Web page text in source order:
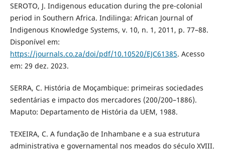
SEROTO, J. Indigenous education during the pre-colonial
period in Southern Africa. Indilinga: African Journal of
Indigenous Knowledge Systems, v. 10, n. 1, 2011, p. 77–88.
Disponível em:
https://journals.co.za/doi/pdf/10.10520/EJC61385. Acesso
em: 29 dez. 2023.
SERRA, C. História de Moçambique: primeiras sociedades
sedentárias e impacto dos mercadores (200/200–1886).
Maputo: Departamento de História da UEM, 1988.
TEXEIRA, C. A fundação de Inhambane e a sua estrutura
administrativa e governamental nos meados do século XVIII.